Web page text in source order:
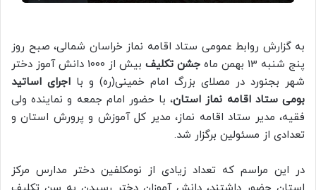
به گزارش روابط عمومی ستاد اقامه نماز خراسان شمالی، صبح روز
پنج شنبه 13 بهمن ماه
جشن تکلیف
بیش از 1000 دانش آموز دختر
شهر بجنورد در مصلای بزرگ امام خمینی(ره) و با اجرای اساتید
بومی ستاد اقامه نماز استان، با حضور امام جمعه و نماینده ولی
فقیه، مدیر ستاد اقامه نماز، مدیر کل آموزش و پرورش استان و
تعدادی از مسئولین برگزار شد.
در این مراسم که تعداد زیادی از نومکلفین دختر مدارس مرکز